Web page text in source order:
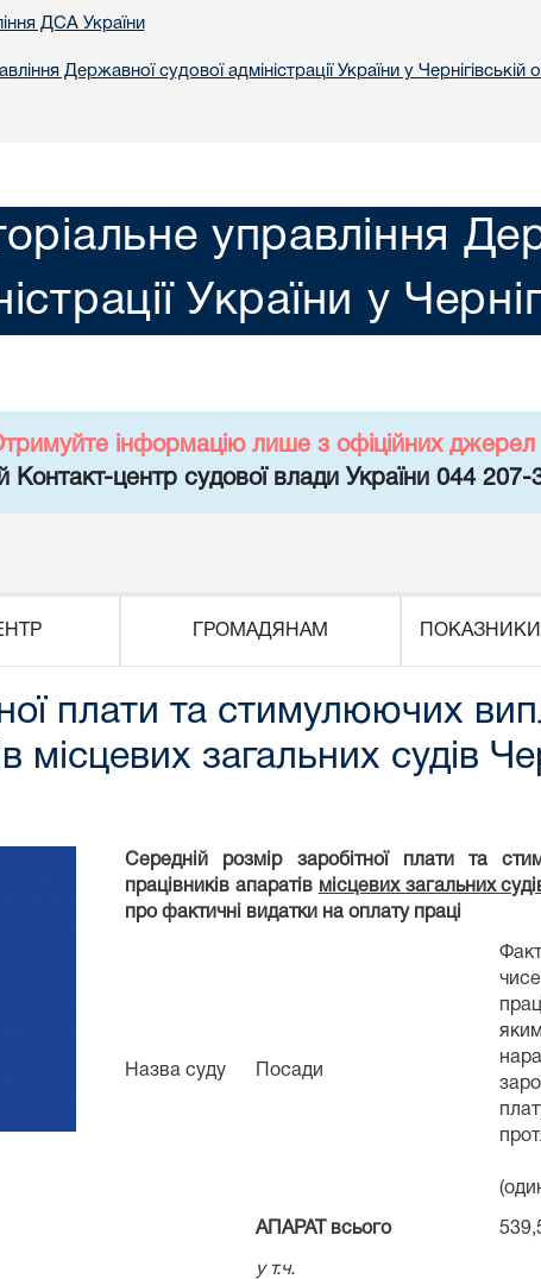
ДСА України
Державної судової адміністрації України у Чернiгiвській
управління
України у
інформацію лише з офіційних джерел
Контакт-центр судової влади України 044 207-
ГРОМАДЯНАМ ПОКАЗНИКИ
плати та стимулюючих
місцевих загальних судів
Середній розмір заробітної плати та
працівників апаратів місцевих загальних
про фактичні видатки на оплату праці
Назва суду Посади
яким
АПАРАТ всього
у т.ч.